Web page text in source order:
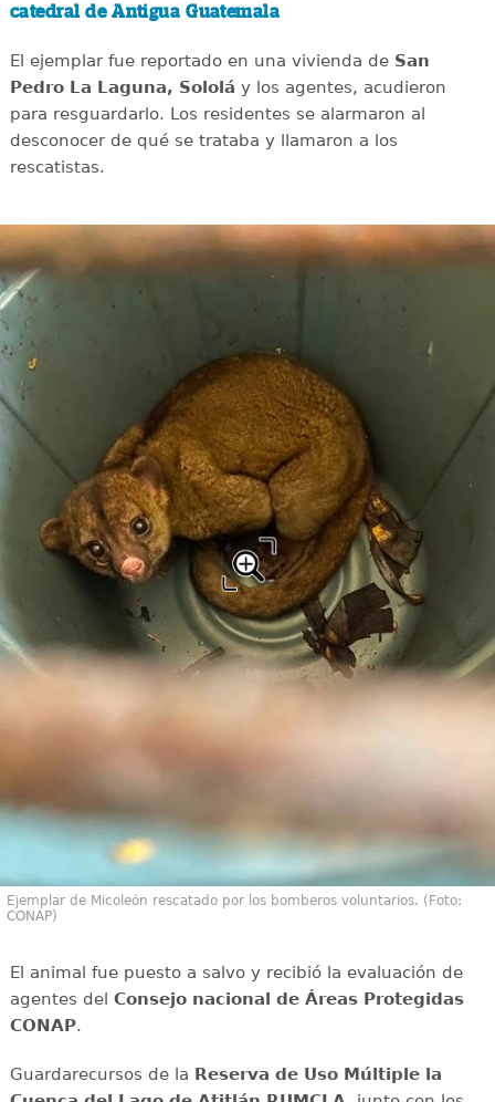
catedral de Antigua Guatemala
El ejemplar fue reportado en una vivienda deSan
Pedro La Laguna, Sololá y los agentes, acudieron
para resguardarlo. Los residentes se alarmaron al
desconocer de qué se trataba y llamaron a los
rescatistas.
Ejemplar de Micoleón rescatado por los bomberos voluntarios. (Foto:
CONAP)
El animal fue puesto a salvo y recibió la evaluación de
agentes del Consejo nacional de Áreas Protegidas
CONAP.
Guardarecursos de la Reserva de Uso Múltiple la